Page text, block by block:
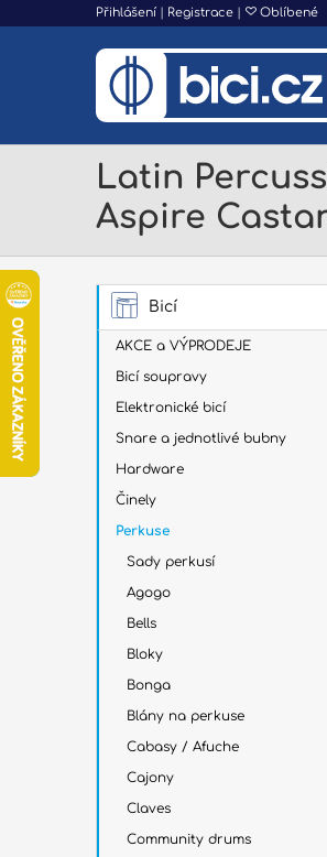
Přihlášení | Registrace | Oblíbené
Latin
Aspire
Bicí
AKCE a VÝPRODEJE
Bicí soupravy
Elektronické bicí
Snare a jednotlivé bubny
Hardware
Činely
Perkuse
Sady perkusí
Agogo
Bells
Bloky
Bonga
Blány na perkuse
Cabasy / Afuche
Cajony
Claves
Community drums